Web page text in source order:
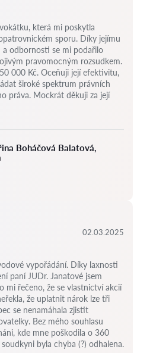
Boháčová Balatová,
která mi poskytla
sporu. Díky jejímu
odbornosti se mi podařilo
pravomocným rozsudkem.
000 Kč. Oceňuji její efektivitu,
široké spektrum právních
práva. Mockrát děkuji za její
02.03.2025
vypořádání. Díky laxnosti
paní JUDr. Janatové jsem
mi řečeno, že se vlastnictví akcií
že uplatnit nárok lze tři
se nenamáhala zjistit
Bez mého souhlasu
kde mne poškodila o 360
byla chyba (?) odhalena.